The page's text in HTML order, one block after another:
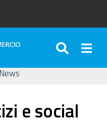
News
e social